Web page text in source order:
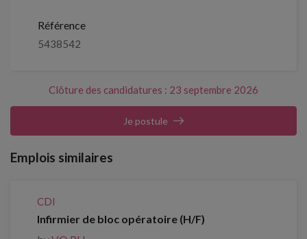
Référence
5438542
Clôture des candidatures : 23 septembre 2026
Je postule
Emplois similaires
CDI
Infirmier de bloc opératoire (H/F)